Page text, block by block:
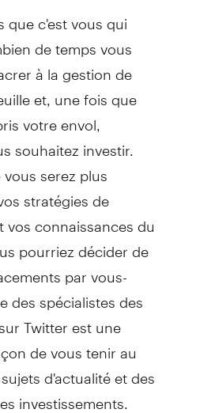
que c'est vous qui
de temps vous
à la gestion de
et, une fois que
votre envol,
souhaitez investir.
serez plus
stratégies de
connaissances du
pourriez décider de
par vous-
des spécialistes des
Twitter est une
de vous tenir au
d'actualité et des
investissements.